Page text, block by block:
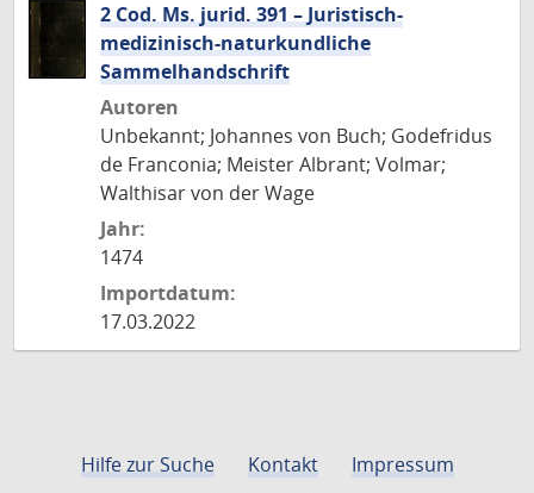
2 Cod. Ms. jurid. 391 – Juristisch-
medizinisch-naturkundliche
Sammelhandschrift
Autoren
Unbekannt; Johannes von Buch; Godefridus
de Franconia; Meister Albrant; Volmar;
Walthisar von der Wage
Jahr:
1474
Importdatum:
17.03.2022
Hilfe zur Suche Kontakt
Impressum